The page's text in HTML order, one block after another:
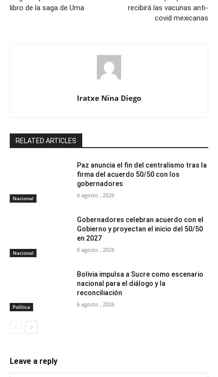
libro de la saga de Uma
recibirá las vacunas anti-
covid mexicanas
Iratxe Nina Diego
RELATED ARTICLES
Nacional
Paz anuncia el fin del centralismo tras la
firma del acuerdo 50/50 con los
gobernadores
6 agosto , 2026
Nacional
Gobernadores celebran acuerdo con el
Gobierno y proyectan el inicio del 50/50
en 2027
6 agosto , 2026
Política
Bolivia impulsa a Sucre como escenario
nacional para el diálogo y la
reconciliación
6 agosto , 2026
Leave a reply